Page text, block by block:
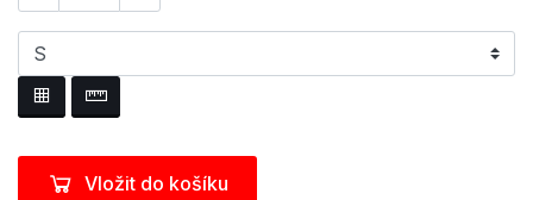
Vložit do košíku